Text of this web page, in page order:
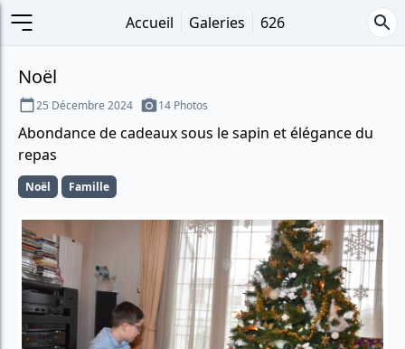
Accueil Galeries 626
Noël
25 Décembre 2024 14 Photos
Abondance de cadeaux sous le sapin et élégance du
repas
Noël Famille